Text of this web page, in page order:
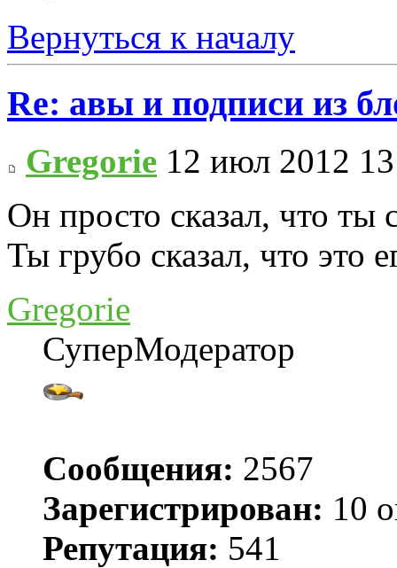
Вернуться к началу
Re: авы и подписи из
Gregorie 12 июл 2012
Он просто сказал, что
Ты грубо сказал, что это
Gregorie
СуперМодератор
Сообщения: 2567
Зарегистрирован: 10
Репутация: 541